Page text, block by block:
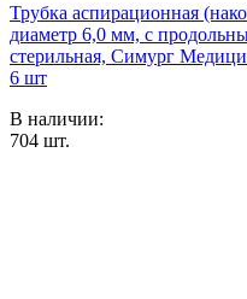
Трубка аспирационная
диаметр 6,0 мм, с
стерильная, Симург
6 шт
В наличии:
704 шт.